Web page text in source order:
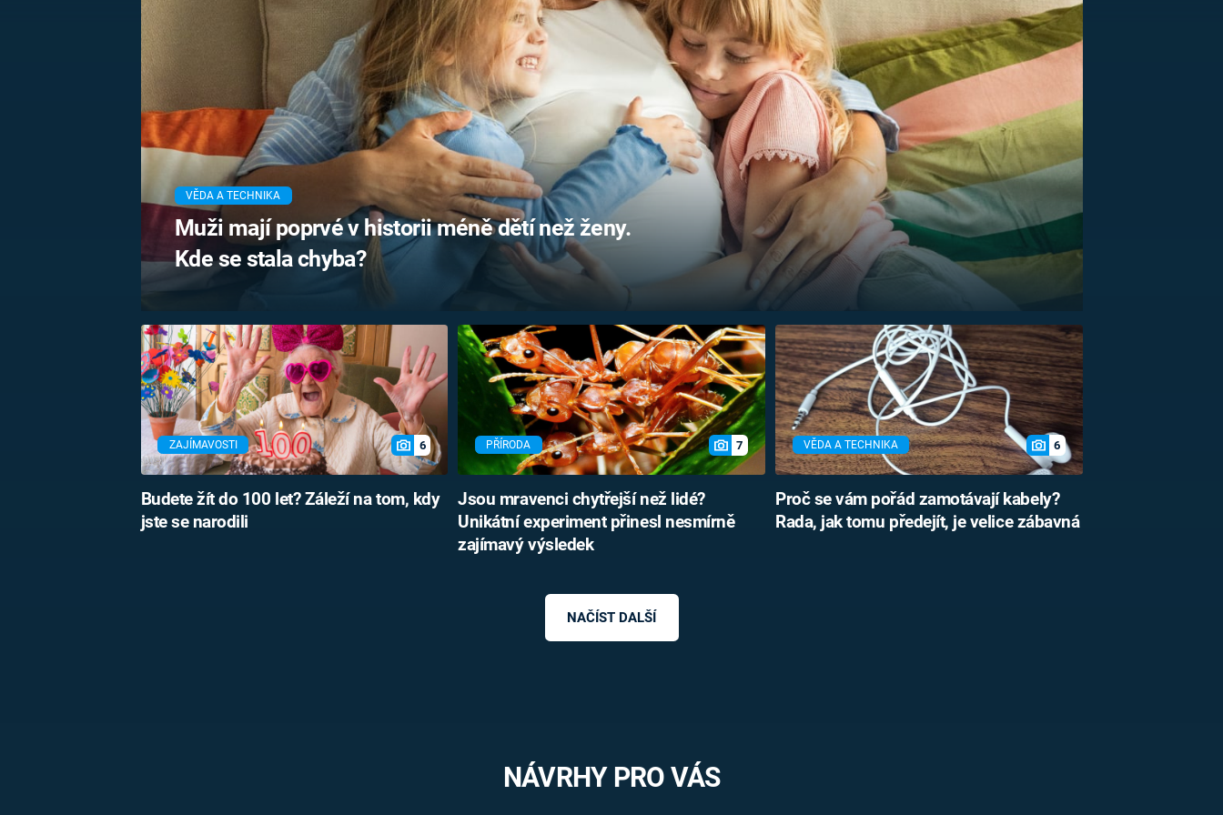
PRVNÍ SVĚTOVÁ
MARIE TEREZIE
NAPOLEON
BONAPARTE
BRITSKÁ
KRÁLOVSKÁ
RODINA
UFO A
MIMOZEMŠŤANÉ
UTAJENÉ PŘÍBĚHY
ČESKÝCH DĚJIN
ALTERNATIVNÍ
HISTORIE
FILMY VERSUS
REALITA
HORORY VERSUS
REALITA
OPTICKÉ ILUZE A
KLAMY
VĚDA A TECHNIKA
Muži mají poprvé v historii méně dětí než ženy.
Kde se stala chyba?
ZAJÍMAVOSTI 6
Budete žít do 100 let? Záleží na tom, kdy
jste se narodili
PŘÍRODA 7
Jsou mravenci chytřejší než lidé?
Unikátní experiment přinesl nesmírně
zajímavý výsledek
VĚDA A TECHNIKA 6
Proč se vám pořád zamotávají kabely?
Rada, jak tomu předejít, je velice zábavná
NAČÍST DALŠÍ
NÁVRHY PRO VÁS